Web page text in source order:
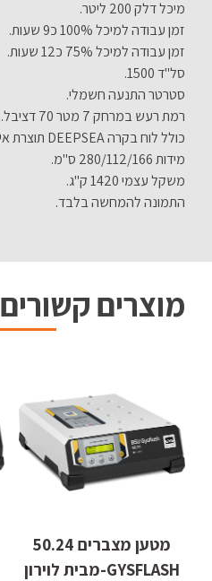
מיכל דלק 200 ליטר.
זמן עבודה למיכל 100% כ9 שעות.
זמן עבודה למיכל 75% כ12 שעות.
סל"ד 1500.
סטרטר התנעה חשמלי.
רמת רעש במרחק 7 מטר 70 דציבל.
כולל לוח בקרה DEEPSEA תוצרת אירופה.
מידות 280/112/166 ס"מ.
משקל עצמי 1420 ק"ג.
התמונה להמחשה בלבד.
מוצרים קשורים
מטען מצברים 50.24
GYSFLASH-מבית לוירון